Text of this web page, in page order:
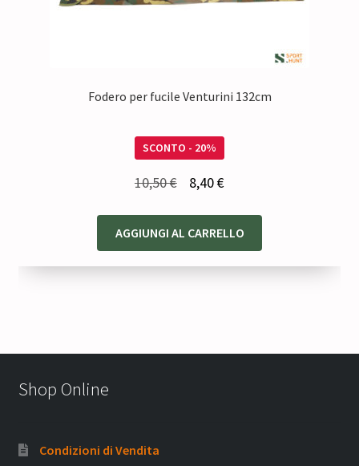
Fodero per fucile Venturini 132cm
SCONTO - 20%
10,50€
originale
era:
8,40€Il
attuale
è:
AGGIUNGI AL CARRELLO
Shop Online
Condizioni di Vendita